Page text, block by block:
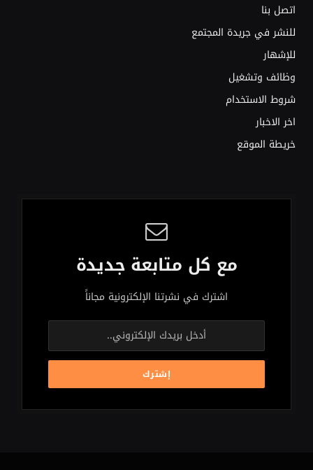
اتصل بنا
للنشر في جريدة المجتمع
للإشهار
وظائف وتشغيل
شروط الاستخدام
اخر الاخبار
خريطة الموقع
مع كل متابعة جديدة
اشترك في نشرتنا الإلكترونية مجاناً